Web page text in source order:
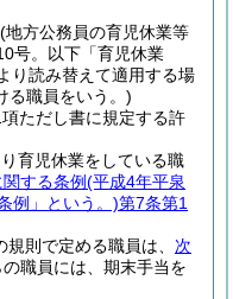
(地方公務員の育児休業等
号。以下「育児休業
り読み替えて適用する場
る職員をいう。)
ただし書に規定する許
育児休業をしている職
する条例(平成4年平泉
例」という。)第7条第1
規則で定める職員は、 次
職員には、期末手当を